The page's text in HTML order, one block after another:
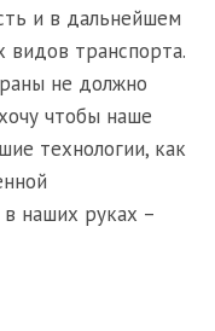
и в дальнейшем
видов транспорта.
не должно
чтобы наше
технологии, как
наших руках –